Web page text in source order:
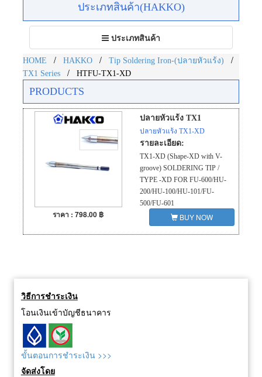
ประเภทสินค้า(HAKKO)
Toggle
navigation
ประเภทสินค้า
HOME / HAKKO / Tip Soldering Iron-(ปลายหัวแร้ง) /
TX1 Series / HTFU-TX1-XD
PRODUCTS
ปลายหัวแร้ง TX1
ปลายหัวแร้ง TX1-XD
รายละเอียด:
TX1-XD (Shape-XD with V-
groove) SOLDERING TIP /
TYPE -XD FOR FU-600/HU-
200/HU-100/HU-101/FU-
500/FU-601
ราคา : 798.00 ฿ BUY NOW
วิธีการชำระเงิน
โอนเงินเข้าบัญชีธนาคาร
ขั้นตอนการชำระเงิน >>>
จัดส่งโดย